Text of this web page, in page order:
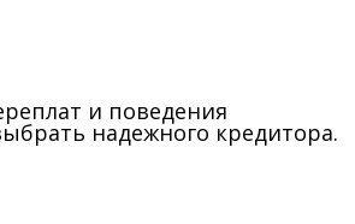
и поведения
надежного кредитора.